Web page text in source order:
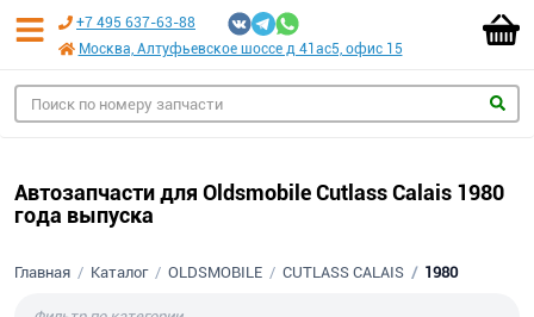
+7 495 637-63-88
Москва, Алтуфьевское шоссе д 41ас5, офис 15
Автозапчасти для Oldsmobile Cutlass Calais 1980
года выпуска
Главная Каталог OLDSMOBILE CUTLASS CALAIS 1980